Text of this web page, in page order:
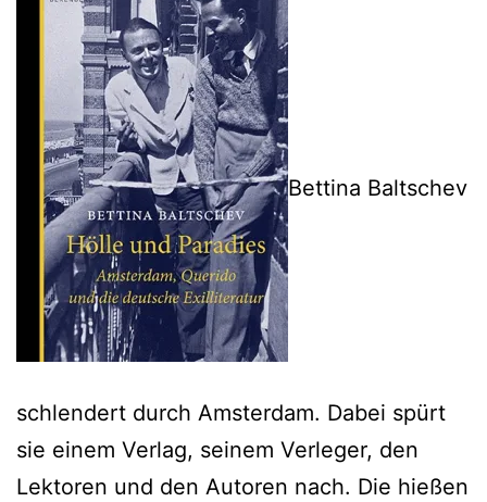
Bettina Baltschev
schlendert durch Amsterdam. Dabei spürt
sie einem Verlag, seinem Verleger, den
Lektoren und den Autoren nach. Die hießen